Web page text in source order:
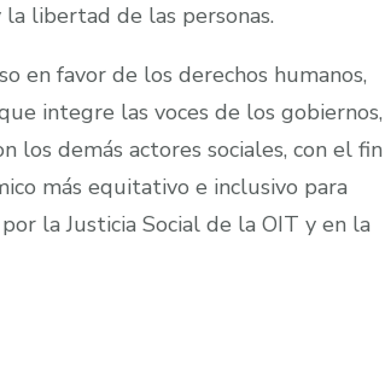
libertad de las personas.
en favor de los derechos humanos,
integre las voces de los gobiernos,
los demás actores sociales, con el fin
más equitativo e inclusivo para
la Justicia Social de la OIT y en la